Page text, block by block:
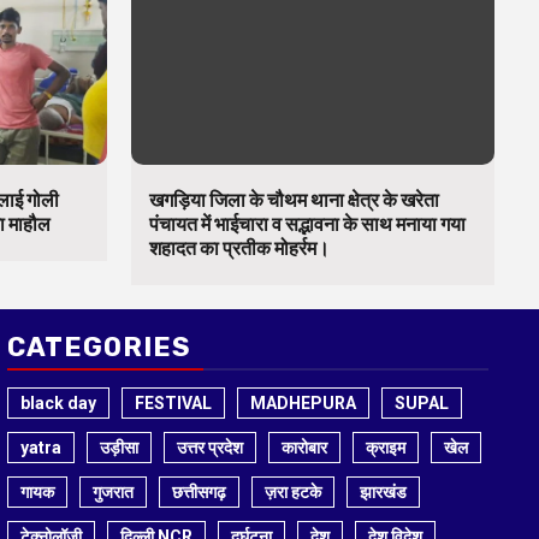
गोली
माहौल
खगड़िया जिला के चौथम थाना क्षेत्र के खरेता
पंचायत में भाईचारा व सद्भावना के साथ मनाया गया
शहादत का प्रतीक मोहर्रम।
CATEGORIES
black day FESTIVAL MADHEPURA SUPAL
yatra उड़ीसा उत्तर प्रदेश कारोबार क्राइम खेल
गायक गुजरात छत्तीसगढ़ ज़रा हटके झारखंड